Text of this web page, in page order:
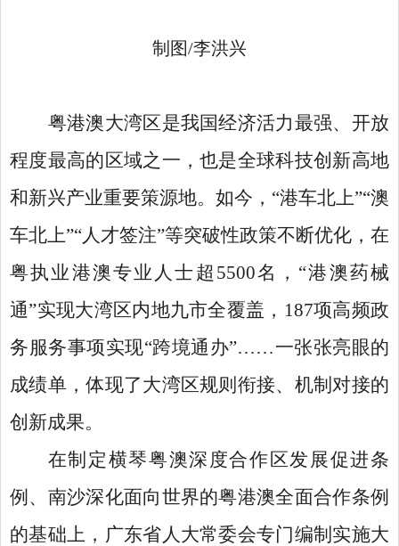
制图/李洪兴
粤港澳大湾区是我国经济活力最强、开放
程度最高的区域之一，也是全球科技创新高地
和新兴产业重要策源地。如今， “港车北上”“澳
车北上”“人才签注”等突破性政策不断优化，在
粤执业港澳专业人士超5500名，“港澳药械
通”实现大湾区内地九市全覆盖，187项高频政
务服务事项实现“跨境通办”……一张张亮眼的
成绩单，体现了大湾区规则衔接、机制对接的
创新成果。
在制定横琴粤澳深度合作区发展促进条
例、南沙深化面向世界的粤港澳全面合作条例
的基础上，广东省人大常委会专门编制实施大